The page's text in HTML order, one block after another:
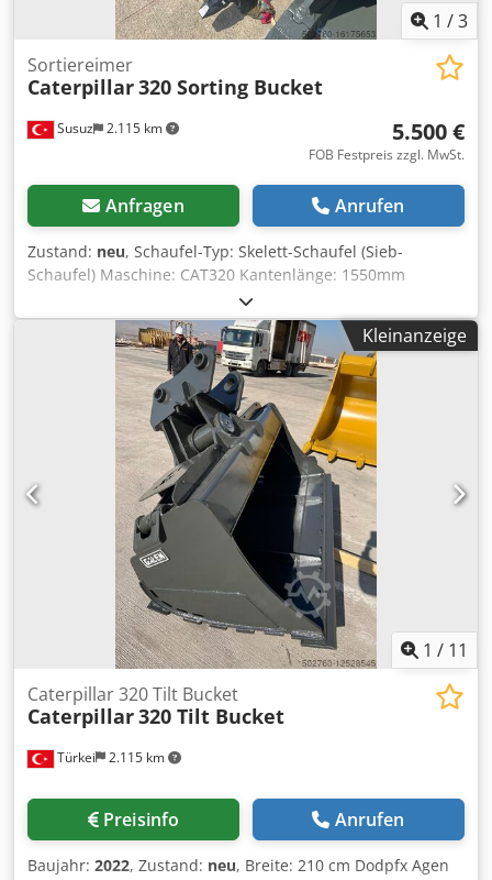
1 /3
Susuz 2.115 km
Sortiereimer
Caterpillar320 Sorting Bucket
5.500 €
FOB Festpreis zzgl. MwSt.
Anfragen Anrufen
Zustand: neu, Schaufel-Typ: Skelett-Schaufel (Sieb-
Schaufel) Maschine: CAT320 Kantenlänge: 1550mm
Kapazität: 1.35m^3 Dodpfx Aotqyvgogxokr Für detaillierte
Informationen und Anfragen kontaktieren Sie uns bitte
Kleinanzeige
1 / 11
Türkei 2.115 km
Caterpillar 320 Tilt Bucket
Caterpillar320 Tilt Bucket
Preisinfo Anrufen
Baujahr: 2022, Zustand: neu, Breite: 210 cm Dodpfx Agen